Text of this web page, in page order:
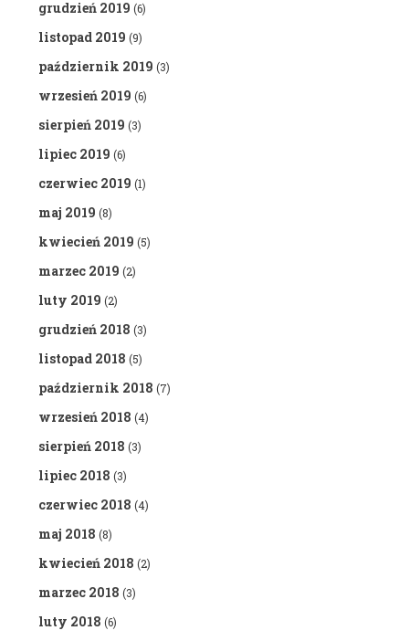
grudzień 2019 (6)
listopad 2019 (9)
październik 2019 (3)
wrzesień 2019 (6)
sierpień 2019 (3)
lipiec 2019 (6)
czerwiec 2019 (1)
maj 2019 (8)
kwiecień 2019 (5)
marzec 2019 (2)
luty 2019 (2)
grudzień 2018 (3)
listopad 2018 (5)
październik 2018 (7)
wrzesień 2018 (4)
sierpień 2018 (3)
lipiec 2018 (3)
czerwiec 2018 (4)
maj 2018 (8)
kwiecień 2018 (2)
marzec 2018 (3)
luty 2018 (6)